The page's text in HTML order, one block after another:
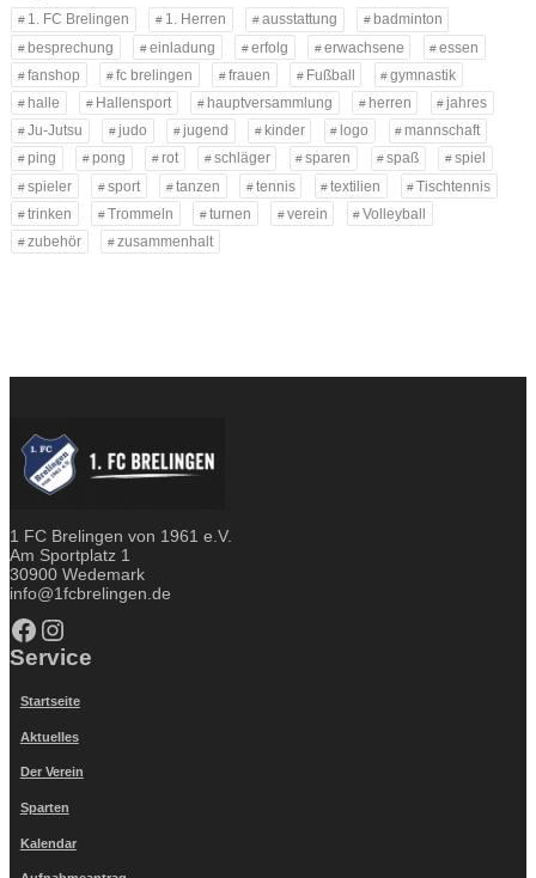
1. FC Brelingen 1. Herren ausstattung
badminton
besprechung
einladung erfolg erwachsene
essen
fanshop
fc brelingen frauen Fußball
gymnastik
halle
Hallensport hauptversammlung herren
jahres
Ju-Jutsu
judo jugend kinder logo
mannschaft
ping
pong rot schläger sparen spaß
spiel
spieler
sport tanzen tennis textilien
Tischtennis
trinken
Trommeln turnen verein
Volleyball
zubehör
zusammenhalt
1 FC Brelingen von 1961 e.V.
Am Sportplatz 1
30900 Wedemark
info@1fcbrelingen.de
Facebook Instagram
Service
Startseite
Aktuelles
Der Verein
Sparten
Kalendar